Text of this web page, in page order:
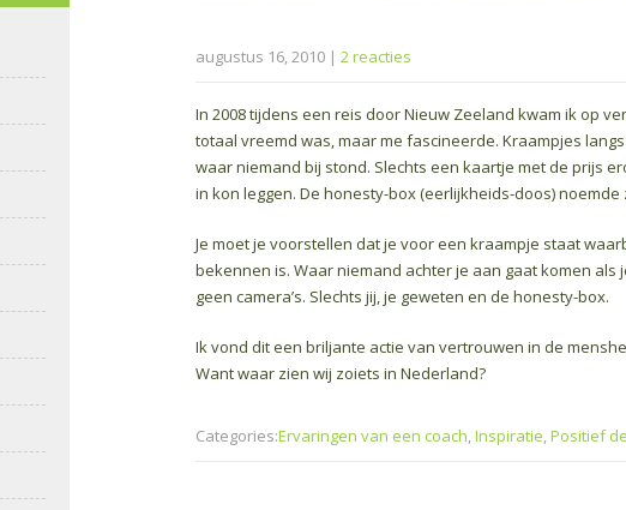
augustus 16, 2010 | 2 reacties
In 2008 tijdens een reis door Nieuw Zeeland kwam ik op
totaal vreemd was, maar me fascineerde. Kraampjes
waar niemand bij stond. Slechts een kaartje met de prijs
in kon leggen. De honesty-box (eerlijkheids-doos) noemde
Je moet je voorstellen dat je voor een kraampje staat
bekennen is. Waar niemand achter je aan gaat komen als
geen camera’s. Slechts jij, je geweten en de honesty-box.
Ik vond dit een briljante actie van vertrouwen in de
Want waar zien wij zoiets in Nederland?
Categories:Ervaringen van een coach,Inspiratie,Positief